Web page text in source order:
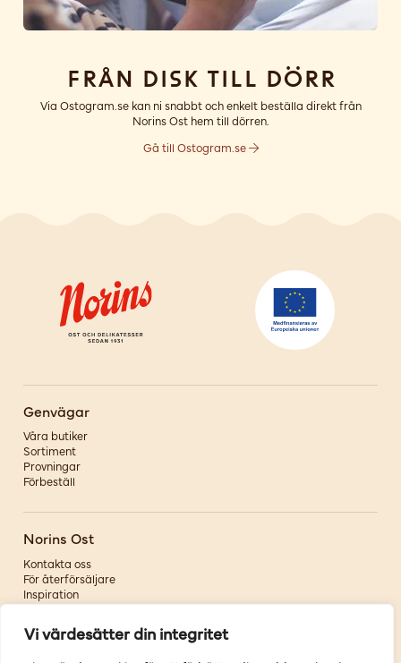
Vi värdesätter din integritet
Från disk till dörr
Via Ostogram.se kan ni snabbt och enkelt beställa direkt från
Norins Ost hem till dörren.
Gå till Ostogram.se
Genvägar
Våra butiker
Sortiment
Provningar
Förbeställ
Norins Ost
Kontakta oss
För återförsäljare
Inspiration
Om oss